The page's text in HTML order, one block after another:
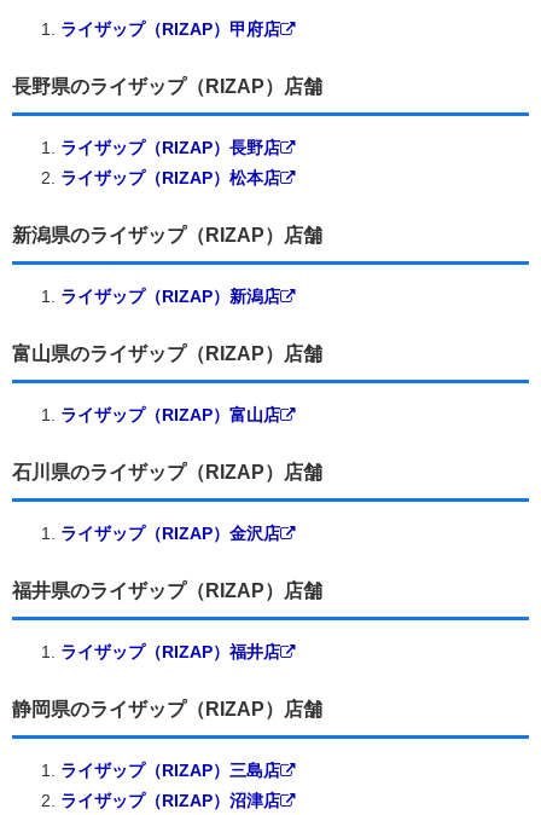
ライザップ（RIZAP）甲府店
長野県のライザップ（RIZAP）店舗
ライザップ（RIZAP）長野店
ライザップ（RIZAP）松本店
新潟県のライザップ（RIZAP）店舗
ライザップ（RIZAP）新潟店
富山県のライザップ（RIZAP）店舗
ライザップ（RIZAP）富山店
石川県のライザップ（RIZAP）店舗
ライザップ（RIZAP）金沢店
福井県のライザップ（RIZAP）店舗
ライザップ（RIZAP）福井店
静岡県のライザップ（RIZAP）店舗
ライザップ（RIZAP）三島店
ライザップ（RIZAP）沼津店